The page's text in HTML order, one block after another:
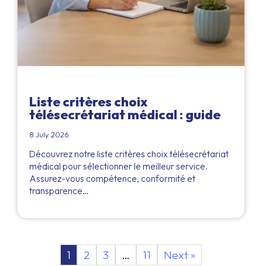
Liste critères choix
télésecrétariat médical : guide
8 July 2026
Découvrez notre liste critères choix télésecrétariat
médical pour sélectionner le meilleur service.
Assurez-vous compétence, conformité et
transparence…
1 2 3 … 11 Next »